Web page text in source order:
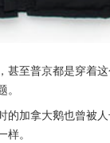
至普京都是穿着
加拿大鹅也曾被
。